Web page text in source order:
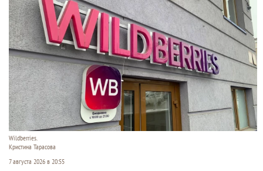
Wildberries.
Кристина Тарасова
7 августа 2026 в 20:55